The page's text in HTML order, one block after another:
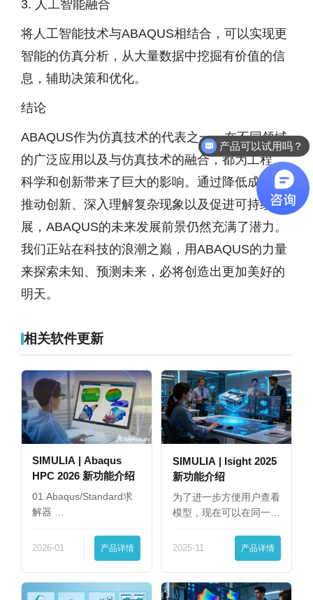
3. 人工智能融合
将人工智能技术与ABAQUS相结合，可以实现更
智能的仿真分析，从大量数据中挖掘有价值的信
息，辅助决策和优化。
结论
ABAQUS作为仿真技术的代表之一，在不同领域
的广泛应用以及与仿真技术的融合，都为工程、
科学和创新带来了巨大的影响。通过降低成本、
推动创新、深入理解复杂现象以及促进可持续发
展，ABAQUS的未来发展前景仍然充满了潜力。
我们正站在科技的浪潮之巅，用ABAQUS的力量
来探索未知、预测未来，必将创造出更加美好的
明天。
相关软件更新
SIMULIA | Abaqus
HPC 2026 新功能介绍
01 Abaqus/Standard求
解器 …
2026-01 产品详情
SIMULIA | Isight 2025
新功能介绍
为了进一步方便用户查看
模型，现在可以在同一
2025-11 产品详情
产品可以试用吗？